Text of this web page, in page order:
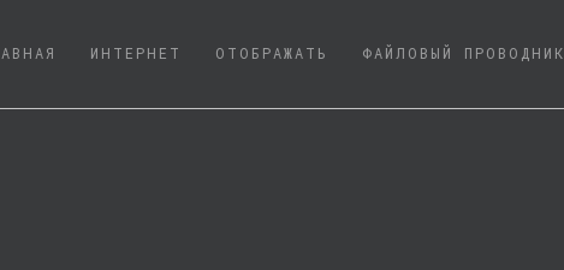
(CURRENT)
ИНТЕРНЕТ ОТОБРАЖАТЬ ФАЙЛОВЫЙ ПРОВОДНИК